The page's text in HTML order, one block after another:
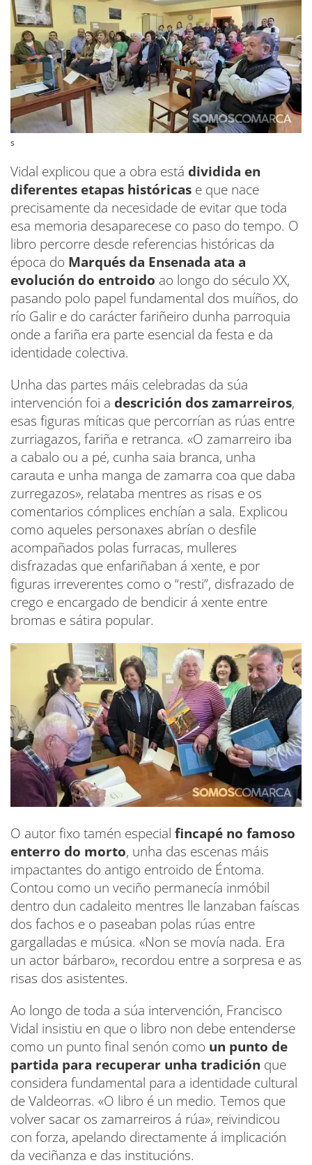
s
Vidal explicou que a obra está dividida en
diferentes etapas históricas e que nace
precisamente da necesidade de evitar que toda
esa memoria desaparecese co paso do tempo. O
libro percorre desde referencias históricas da
época do Marqués da Ensenada ata a
evolución do entroido ao longo do século XX,
pasando polo papel fundamental dos muíños, do
río Galir e do carácter fariñeiro dunha parroquia
onde a fariña era parte esencial da festa e da
identidade colectiva.
Unha das partes máis celebradas da súa
intervención foi a descrición dos zamarreiros,
esas figuras míticas que percorrían as rúas entre
zurriagazos, fariña e retranca. «O zamarreiro iba
a cabalo ou a pé, cunha saia branca, unha
carauta e unha manga de zamarra coa que daba
zurregazos», relataba mentres as risas e os
comentarios cómplices enchían a sala. Explicou
como aqueles personaxes abrían o desfile
acompañados polas furracas, mulleres
disfrazadas que enfariñaban á xente, e por
figuras irreverentes como o “resti”, disfrazado de
crego e encargado de bendicir á xente entre
bromas e sátira popular.
O autor fixo tamén especial fincapé no famoso
enterro do morto, unha das escenas máis
impactantes do antigo entroido de Éntoma.
Contou como un veciño permanecía inmóbil
dentro dun cadaleito mentres lle lanzaban faíscas
dos fachos e o paseaban polas rúas entre
gargalladas e música. «Non se movía nada. Era
un actor bárbaro», recordou entre a sorpresa e as
risas dos asistentes.
Ao longo de toda a súa intervención, Francisco
Vidal insistiu en que o libro non debe entenderse
como un punto final senón como un punto de
partida para recuperar unha tradición que
considera fundamental para a identidade cultural
de Valdeorras. «O libro é un medio. Temos que
volver sacar os zamarreiros á rúa», reivindicou
con forza, apelando directamente á implicación
da veciñanza e das institucións.